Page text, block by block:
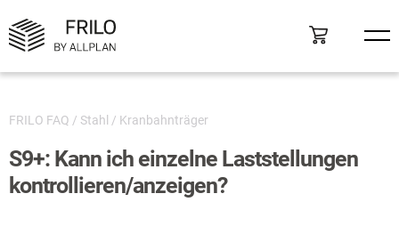
FRILO FAQ / Stahl / Kranbahnträger
S9+: Kann ich einzelne Laststellungen
kontrollieren/anzeigen?